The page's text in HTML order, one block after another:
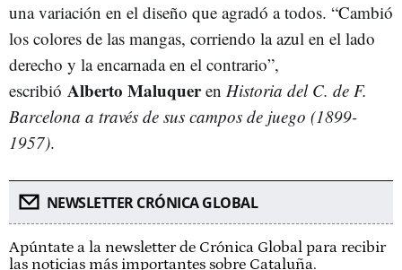
una variación en el diseño que agradó a todos. “Cambió
los colores de las mangas, corriendo la azul en el lado
derecho y la encarnada en el contrario”,
escribió Alberto Maluqueren Historia del C. de F.
Barcelona a través de sus campos de juego (1899-
1957).
NEWSLETTER CRÓNICA GLOBAL
Apúntate a la newsletter de Crónica Global para recibir
las noticias más importantes sobre Cataluña.